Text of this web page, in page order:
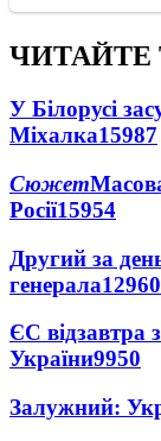
ЧИТАЙТЕ
У Білорусі
Міхалка15987
Сюжет
Росії15954
Другий за
генерала12960
ЄС відзавтра
України9950
Залужний: